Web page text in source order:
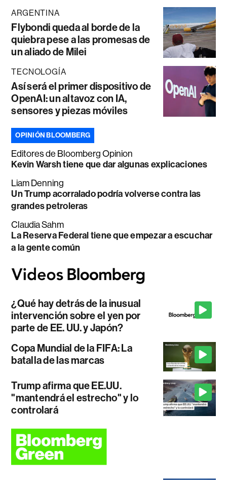
ARGENTINA
Flybondi queda al borde de la
quiebra pese a las promesas de
un aliado de Milei
TECNOLOGÍA
Así será el primer dispositivo de
OpenAI: un altavoz con IA,
sensores y piezas móviles
OPINIÓN BLOOMBERG
Editores de Bloomberg Opinion
Kevin Warsh tiene que dar algunas explicaciones
Liam Denning
Un Trump acorralado podría volverse contra las
grandes petroleras
Claudia Sahm
La Reserva Federal tiene que empezar a escuchar
a la gente común
¿Qué hay detrás de la inusual
intervención sobre el yen por
parte de EE. UU. y Japón?
Copa Mundial de la FIFA: La
batalla de las marcas
Trump afirma que EE.UU.
"mantendrá el estrecho" y lo
controlará